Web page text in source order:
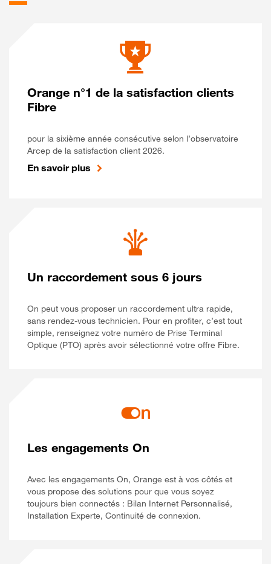
Orange n°1 de la satisfaction clients
Fibre
pour la sixième année consécutive selon l’observatoire
Arcep de la satisfaction client 2026.
En savoir plus
Un raccordement sous 6 jours
On peut vous proposer un raccordement ultra rapide,
sans rendez-vous technicien. Pour en profiter, c’est tout
simple, renseignez votre numéro de Prise Terminal
Optique (PTO) après avoir sélectionné votre offre Fibre.
Les engagements On
Avec les engagements On, Orange est à vos côtés et
vous propose des solutions pour que vous soyez
toujours bien connectés : Bilan Internet Personnalisé,
Installation Experte, Continuité de connexion.